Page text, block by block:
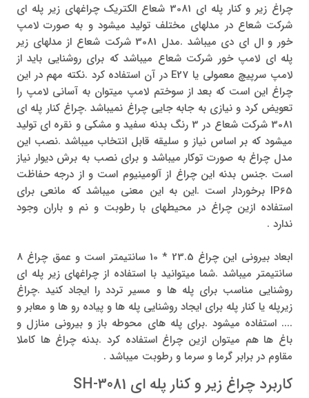
چراغ زیر و کنار پله ای 3081 شعاع الکتریک چراغهای زیر پله ای
شرکت شعاع در مدلهای مختلف تولید میشود و به صورت لامپ
خور و ال ای دی میباشد .مدل 3081 شرکت شعاع از مدلهای زیر
پله ای لامپ خور شرکت شعاع میباشد که برای روشنایی باید از
لامپ سرپیچ معمولی یا E27 در آن استفاده کرد .نکته مهم در این
چراغ این است که بعد از سوختم لامپ میتوان به آسانی لامپ را
تعویض کرد و نیازی به جابه جایی چراغ نمیباشد .چراغ کنار پله ای
3081 شرکت شعاع در 3 رنگ بدنه سفید و مشکی و نقره ای تولید
میشود که بر اساس نیاز و سلیقه قابل انتخاب میباشد .نصب این
مدل چراغ به صورت توکار میباشد و برای نصب به برش دیوار نیاز
است .جنس بدنه این چراغ از آلومینیوم است و از درجه حفاظت
IP65 برخوردار است .این به این معنی میباشد که مانعی برای
استفاده ازین چراغ در محیطهای با رطوبت و نم و باران وجود
ندارد .
ابعاد بیرونی این چراغ 23.5 * 10 سانتیمتر است و عمق چراغ 8
سانتیمتر میباشد .شما میتوانید با استفاده از چراغهای زیر پله ای
روشنایی مناسب برای پله ها و مسیر تردد را ایجاد کنید .چراغ
زیرپله یا کنار پله برای ایجاد روشنایی پله ها و پیاده رو ها و معابر و
.... استفاده میشود .برای پله های محوطه باز و بیرونی منازل و
باغ ها هم میتوان ازین چراغ استفاده کرد .بدنه چراغ ها کاملا
مقاوم در برابر گرما و سرما و رطوبت میباشد .
کاربرد چراغ زیر و کنار پله ای SH-3081